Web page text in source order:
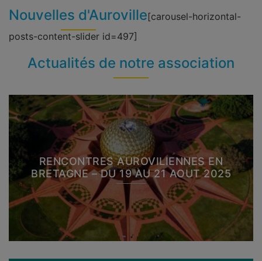
Nouvelles d'Auroville[carousel-horizontal-
posts-content-slider id=497]
Actualités de notre association
RENCONTRES AUROVILIENNES EN
BRETAGNE – DU 19 AU 21 AOUT 2025